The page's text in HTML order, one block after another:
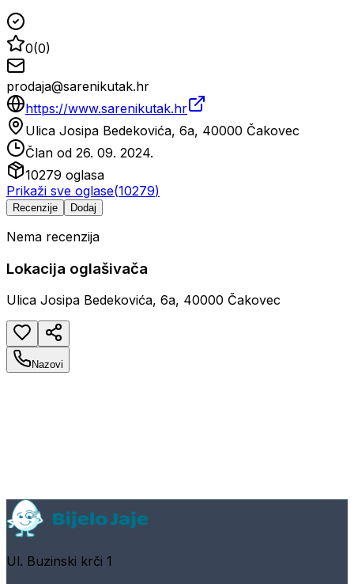
0(0)
prodaja@sarenikutak.hr
https://www.sarenikutak.hr
Ulica Josipa Bedekovića, 6a, 40000 Čakovec
Član od 26. 09. 2024.
10279 oglasa
Prikaži sve oglase(10279)
Recenzije Dodaj
Nema recenzija
Lokacija oglašivača
Ulica Josipa Bedekovića, 6a, 40000 Čakovec
Nazovi
Ul. Buzinski krči 1